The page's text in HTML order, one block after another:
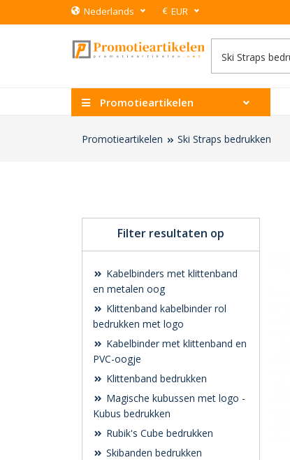
Nederlands € EUR
Promotieartikelen
Promotieartikelen Ski Straps bedrukken
Filter resultaten op
Kabelbinders met klittenband
en metalen oog
Klittenband kabelbinder rol
bedrukken met logo
Kabelbinder met klittenband en
PVC-oogje
Klittenband bedrukken
Magische kubussen met logo -
Kubus bedrukken
Rubik's Cube bedrukken
Skibanden bedrukken